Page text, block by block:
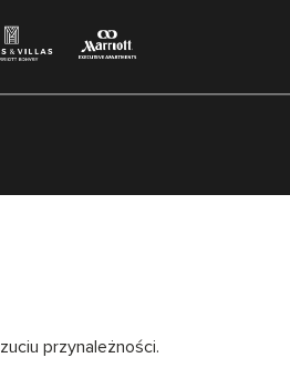
przynależności.